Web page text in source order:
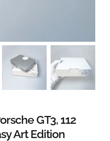
GT3, 112
Art Edition